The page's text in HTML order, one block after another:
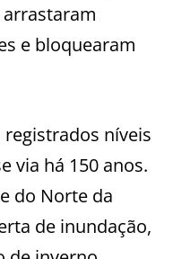
e bloquearam
níveis
via há 150 anos.
do Norte da
de inundação,